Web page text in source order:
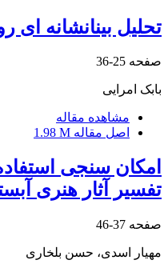
تحلیل بینانشانه ای
صفحه 25-36
بابک امرایی
مشاهده مقاله
اصل مقاله 1.98 M
امکان سنجی
تفسیر آثار هنری
صفحه 37-46
مهیار اسدی، حسن بلخاری